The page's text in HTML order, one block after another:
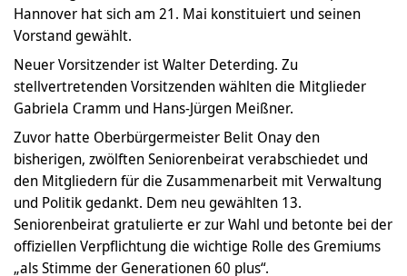
Hannover hat sich am 21. Mai konstituiert und seinen
Vorstand gewählt.
Neuer Vorsitzender ist Walter Deterding. Zu
stellvertretenden Vorsitzenden wählten die Mitglieder
Gabriela Cramm und Hans-Jürgen Meißner.
Zuvor hatte Oberbürgermeister Belit Onay den
bisherigen, zwölften Seniorenbeirat verabschiedet und
den Mitgliedern für die Zusammenarbeit mit Verwaltung
und Politik gedankt. Dem neu gewählten 13.
Seniorenbeirat gratulierte er zur Wahl und betonte bei der
offiziellen Verpflichtung die wichtige Rolle des Gremiums
„als Stimme der Generationen 60 plus“.